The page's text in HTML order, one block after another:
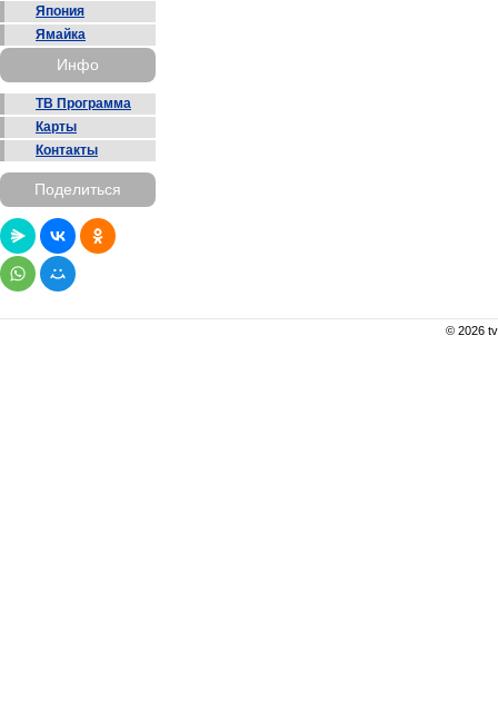
Япония
Ямайка
Инфо
ТВ Программа
Карты
Контакты
Поделиться
© 2026